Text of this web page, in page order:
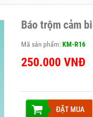
Báo trộm cảm
Mã sản phẩm:KM-R16
250.000 VNĐ